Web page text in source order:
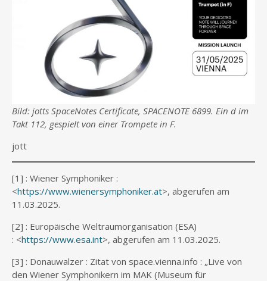
Bild: jotts SpaceNotes Certificate, SPACENOTE 6899. Ein d im
Takt 112, gespielt von einer Trompete in F.
jott
[1] : Wiener Symphoniker :
<https://www.wienersymphoniker.at>, abgerufen am
11.03.2025.
[2] : Europäische Weltraumorganisation (ESA)
: <https://www.esa.int>, abgerufen am 11.03.2025.
[3] : Donauwalzer : Zitat von space.vienna.info : „Live von
den Wiener Symphonikern im MAK (Museum für